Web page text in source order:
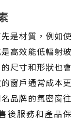
是材質，例如使
高效能低輻射玻
尺寸和形狀也會
窗戶通常成本更
品牌的氣密窗往
後服務和產品保